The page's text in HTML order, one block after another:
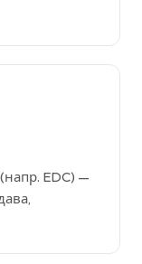
(напр. EDC) —